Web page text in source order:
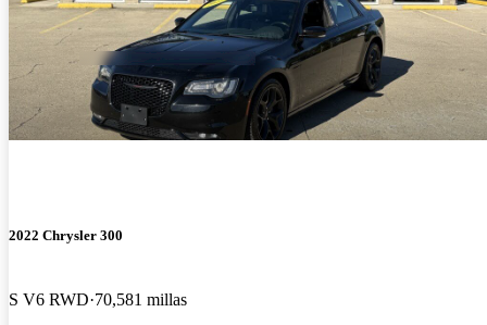
2022 Chrysler 300
S V6 RWD 70,581 millas